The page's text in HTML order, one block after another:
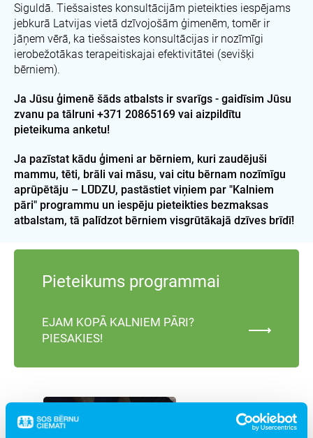
Siguldā. Tiešsaistes konsultācijām pieteikties iespējams
jebkurā Latvijas vietā dzīvojošām ģimenēm, tomēr ir
jāņem vērā, ka tiešsaistes konsultācijas ir nozīmīgi
ierobežotākas terapeitiskajai efektivitātei (sevišķi
bērniem).
Ja Jūsu ģimenē šāds atbalsts ir svarīgs - gaidīsim Jūsu
zvanu pa tālruni ‪+371 20865169 vai aizpildītu
pieteikuma anketu!
Ja pazīstat kādu ģimeni ar bērniem, kuri zaudējuši
mammu, tēti, brāli vai māsu, vai citu bērnam nozīmīgu
aprūpētāju – LŪDZU, pastāstiet viņiem par "Kalniem
pāri" programmu un iespēju pieteikties bezmaksas
atbalstam, tā palīdzot bērniem visgrūtākajā dzīves brīdī!
Pieteikums programmai
EJAM KOPĀ KALNIEM PĀRI?
PIESAKIES!